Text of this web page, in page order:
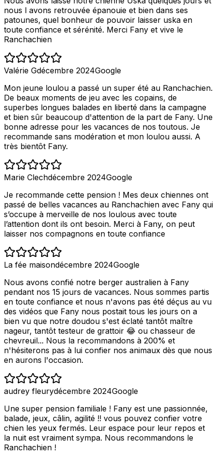
nous l avons retrouvée épanouie et bien dans ses
patounes, quel bonheur de pouvoir laisser uska en
toute confiance et sérénité. Merci Fany et vive le
Ranchachien
Valérie Gdécembre 2024Google
Mon jeune loulou a passé un super été au Ranchachien.
De beaux moments de jeu avec les copains, de
superbes longues balades en liberté dans la campagne
et bien sûr beaucoup d'attention de la part de Fany. Une
bonne adresse pour les vacances de nos toutous. Je
recommande sans modération et mon loulou aussi. A
très bientôt Fany.
Marie Clechdécembre 2024Google
Je recommande cette pension ! Mes deux chiennes ont
passé de belles vacances au Ranchachien avec Fany qui
s’occupe à merveille de nos loulous avec toute
l’attention dont ils ont besoin. Merci à Fany, on peut
laisser nos compagnons en toute confiance
La fée maisondécembre 2024Google
Nous avons confié notre berger australien à Fany
pendant nos 15 jours de vacances. Nous sommes partis
en toute confiance et nous n'avons pas été déçus au vu
des vidéos que Fany nous postait tous les jours on a
bien vu que notre doudou s'est éclaté tantôt maître
nageur, tantôt testeur de grattoir 😂 ou chasseur de
chevreuil... Nous la recommandons à 200% et
n'hésiterons pas à lui confier nos animaux dès que nous
en aurons l'occasion.
audrey fleurydécembre 2024Google
Une super pension familiale ! Fany est une passionnée,
balade, jeux, câlin, agilité !! vous pouvez confier votre
chien les yeux fermés. Leur espace pour leur repos et
la nuit est vraiment sympa. Nous recommandons le
Ranchachien !